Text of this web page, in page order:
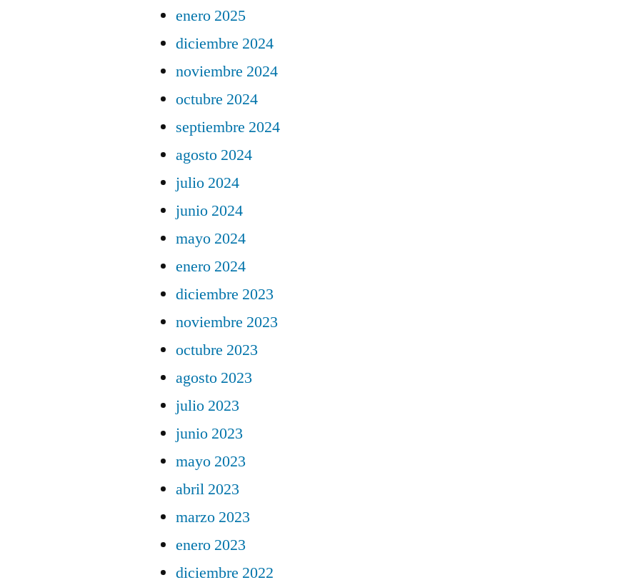
enero 2025
diciembre 2024
noviembre 2024
octubre 2024
septiembre 2024
agosto 2024
julio 2024
junio 2024
mayo 2024
enero 2024
diciembre 2023
noviembre 2023
octubre 2023
agosto 2023
julio 2023
junio 2023
mayo 2023
abril 2023
marzo 2023
enero 2023
diciembre 2022